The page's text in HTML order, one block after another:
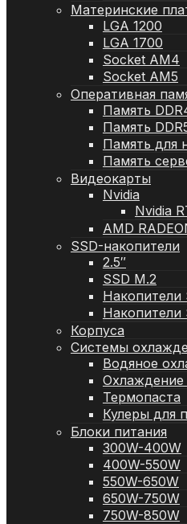
Материнские
LGA 1200
LGA 1700
Socket AM4
Socket AM5
Оперативная
Память
Память
Память для
Память
Видеокарты
Nvidia
Nvidia
AMD
SSD-накопители
2.5″
SSD M.2
Накопители
Накопители
Корпуса
Системы
Водяное
Охлаждение
Термопаста
Кулеры для
Блоки питания
300W-400W
400W-550W
550W-650W
650W-750W
750W-850W